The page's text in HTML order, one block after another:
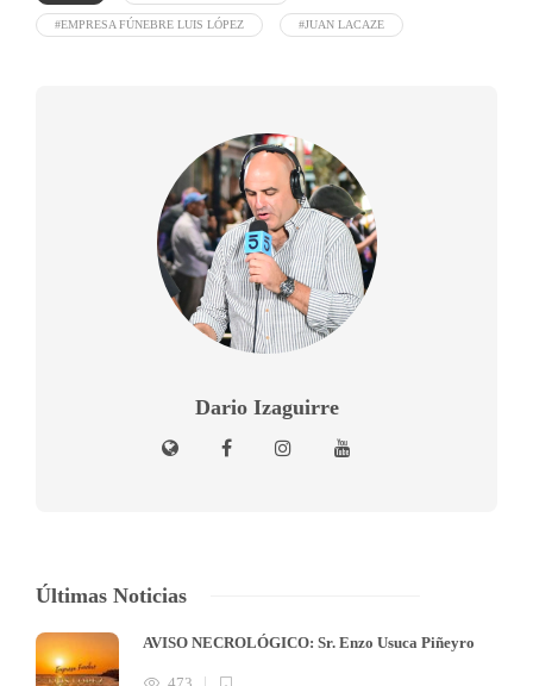
#EMPRESA FÚNEBRE LUIS LÓPEZ #JUAN LACAZE
Dario Izaguirre
Últimas Noticias
AVISO NECROLÓGICO: Sr. Enzo Usuca Piñeyro